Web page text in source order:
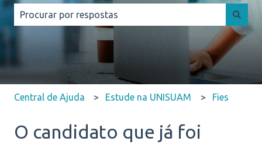
Não há sugestões porque o campo de pesquisa está
Central de Ajuda Estude na UNISUAM Fies
O candidato que já foi